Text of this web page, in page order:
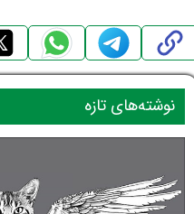
نوشته‌های تازه